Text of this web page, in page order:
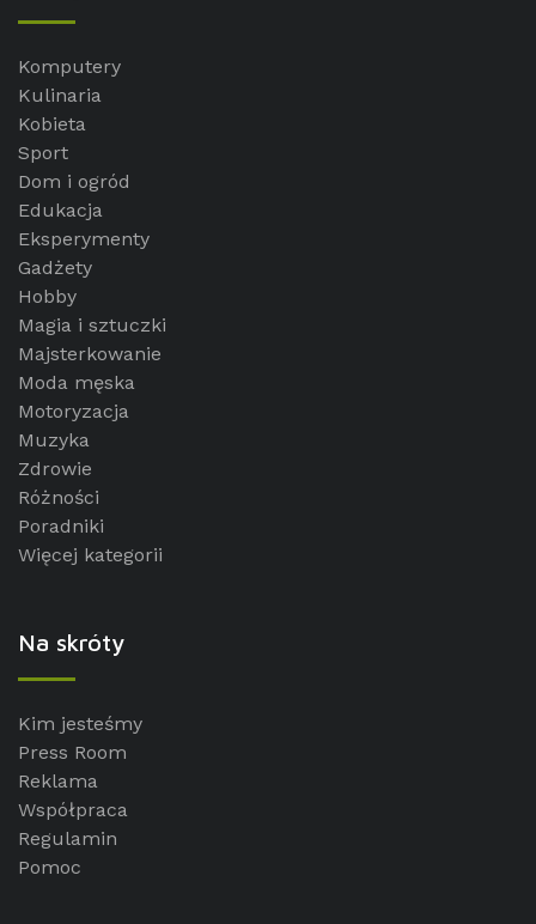
Komputery
Kulinaria
Kobieta
Sport
Dom i ogród
Edukacja
Eksperymenty
Gadżety
Hobby
Magia i sztuczki
Majsterkowanie
Moda męska
Motoryzacja
Muzyka
Zdrowie
Różności
Poradniki
Więcej kategorii
Na skróty
Kim jesteśmy
Press Room
Reklama
Współpraca
Regulamin
Pomoc